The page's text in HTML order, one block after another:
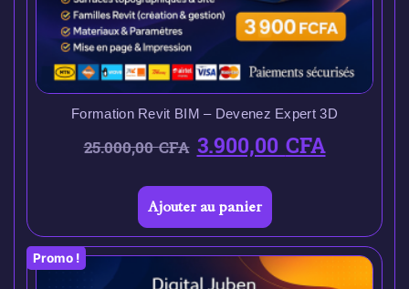
Formation Revit BIM – Devenez Expert 3D
25.000,00CFA 3.900,00CFA
Ajouter au panier
Promo !